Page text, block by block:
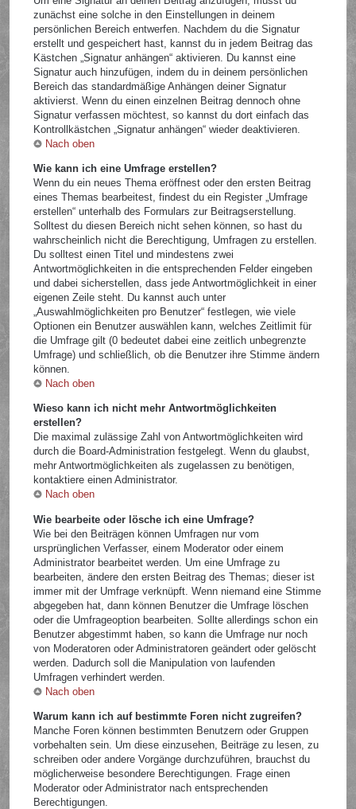
zunächst eine solche in den Einstellungen in deinem
persönlichen Bereich entwerfen. Nachdem du die Signatur
erstellt und gespeichert hast, kannst du in jedem Beitrag das
Kästchen „Signatur anhängen“ aktivieren. Du kannst eine
Signatur auch hinzufügen, indem du in deinem persönlichen
Bereich das standardmäßige Anhängen deiner Signatur
aktivierst. Wenn du einen einzelnen Beitrag dennoch ohne
Signatur verfassen möchtest, so kannst du dort einfach das
Kontrollkästchen „Signatur anhängen“ wieder deaktivieren.
Nach oben
Wie kann ich eine Umfrage erstellen?
Wenn du ein neues Thema eröffnest oder den ersten Beitrag
eines Themas bearbeitest, findest du ein Register „Umfrage
erstellen“ unterhalb des Formulars zur Beitragserstellung.
Solltest du diesen Bereich nicht sehen können, so hast du
wahrscheinlich nicht die Berechtigung, Umfragen zu erstellen.
Du solltest einen Titel und mindestens zwei
Antwortmöglichkeiten in die entsprechenden Felder eingeben
und dabei sicherstellen, dass jede Antwortmöglichkeit in einer
eigenen Zeile steht. Du kannst auch unter
„Auswahlmöglichkeiten pro Benutzer“ festlegen, wie viele
Optionen ein Benutzer auswählen kann, welches Zeitlimit für
die Umfrage gilt (0 bedeutet dabei eine zeitlich unbegrenzte
Umfrage) und schließlich, ob die Benutzer ihre Stimme ändern
können.
Nach oben
Wieso kann ich nicht mehr Antwortmöglichkeiten
erstellen?
Die maximal zulässige Zahl von Antwortmöglichkeiten wird
durch die Board-Administration festgelegt. Wenn du glaubst,
mehr Antwortmöglichkeiten als zugelassen zu benötigen,
kontaktiere einen Administrator.
Nach oben
Wie bearbeite oder lösche ich eine Umfrage?
Wie bei den Beiträgen können Umfragen nur vom
ursprünglichen Verfasser, einem Moderator oder einem
Administrator bearbeitet werden. Um eine Umfrage zu
bearbeiten, ändere den ersten Beitrag des Themas; dieser ist
immer mit der Umfrage verknüpft. Wenn niemand eine Stimme
abgegeben hat, dann können Benutzer die Umfrage löschen
oder die Umfrageoption bearbeiten. Sollte allerdings schon ein
Benutzer abgestimmt haben, so kann die Umfrage nur noch
von Moderatoren oder Administratoren geändert oder gelöscht
werden. Dadurch soll die Manipulation von laufenden
Umfragen verhindert werden.
Nach oben
Warum kann ich auf bestimmte Foren nicht zugreifen?
Manche Foren können bestimmten Benutzern oder Gruppen
vorbehalten sein. Um diese einzusehen, Beiträge zu lesen, zu
schreiben oder andere Vorgänge durchzuführen, brauchst du
möglicherweise besondere Berechtigungen. Frage einen
Moderator oder Administrator nach entsprechenden
Berechtigungen.